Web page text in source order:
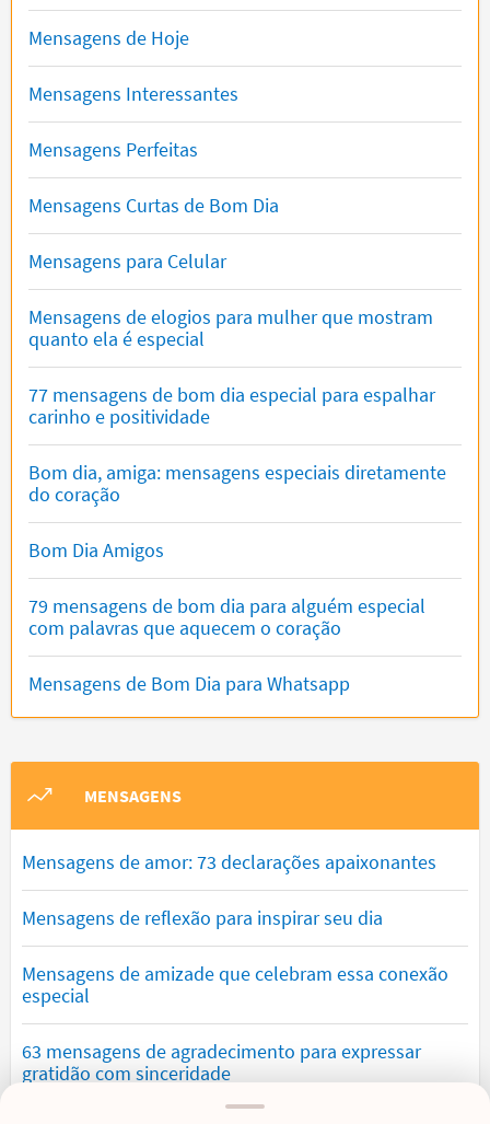
Mensagens de Hoje
Mensagens Interessantes
Mensagens Perfeitas
Mensagens Curtas de Bom Dia
Mensagens para Celular
Mensagens de elogios para mulher que mostram
quanto ela é especial
77 mensagens de bom dia especial para espalhar
carinho e positividade
Bom dia, amiga: mensagens especiais diretamente
do coração
Bom Dia Amigos
79 mensagens de bom dia para alguém especial
com palavras que aquecem o coração
Mensagens de Bom Dia para Whatsapp
MENSAGENS
Mensagens de amor: 73 declarações apaixonantes
Mensagens de reflexão para inspirar seu dia
Mensagens de amizade que celebram essa conexão
especial
63 mensagens de agradecimento para expressar
gratidão com sinceridade